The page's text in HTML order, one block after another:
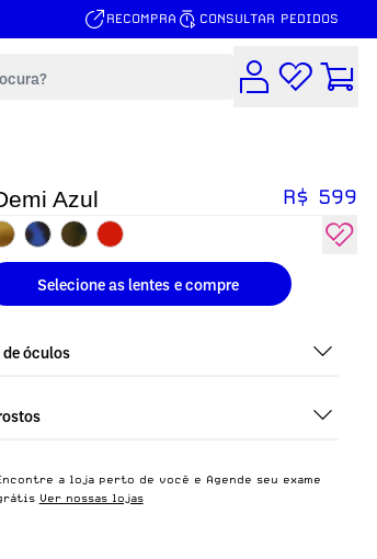
RECOMPRA CONSULTAR PEDIDOS
Azul R$ 599
Selecione as lentes e compre
de óculos
para quem busca um óculos confortável
a dia.
a loja perto de você e Agende seu exame
Ver nossas lojas